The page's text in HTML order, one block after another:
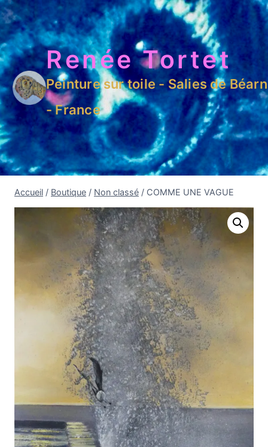
Renée Tortet
Peinture sur toile - Salies de Béarn
- France
Accueil / Boutique / Non classé / COMME UNE VAGUE